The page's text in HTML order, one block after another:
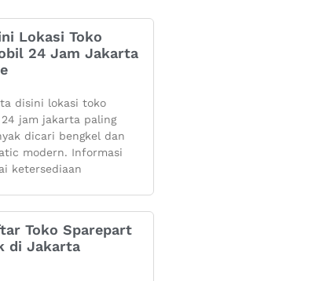
Lokasi Toko
24 Jam Jakarta
disini lokasi toko
jam jakarta paling
dicari bengkel dan
modern. Informasi
ketersediaan
Toko Sparepart
di Jakarta